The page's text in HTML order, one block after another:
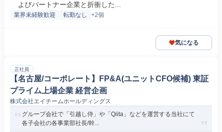
よびパートナー企業と折衝した...
業界未経験歓迎 転勤なし +2個
気になる
正社員
【名古屋/コーポレート】FP&A(ユニットCFO候補) 東証
プライム上場企業 経営企画
株式会社エイチームホールディングス
グループ会社で「引越し侍」や「Qiita」などを運営する当社にて
各子会社の各事業部社長/幹...